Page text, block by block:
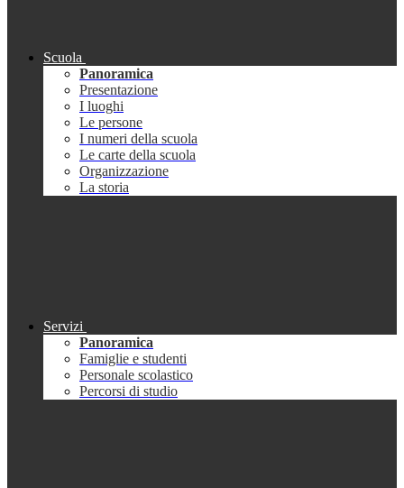
Scuola
Panoramica
Presentazione
I luoghi
Le persone
I numeri della scuola
Le carte della scuola
Organizzazione
La storia
Servizi
Panoramica
Famiglie e studenti
Personale scolastico
Percorsi di studio